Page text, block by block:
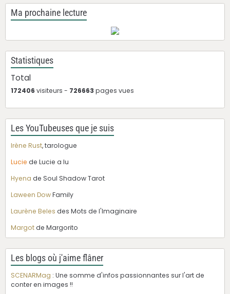
Ma prochaine lecture
Statistiques
Total
172406 visiteurs - 726663 pages vues
Les YouTubeuses que je suis
Irène Rust, tarologue
Lucie de Lucie a lu
Hyena de Soul Shadow Tarot
Laween DowFamily
Laurène Beles des Mots de l'Imaginaire
Margotde Margorito
Les blogs où j'aime flâner
SCENARMag : Une somme d'infos passionnantes sur l'art de
conter en images !!